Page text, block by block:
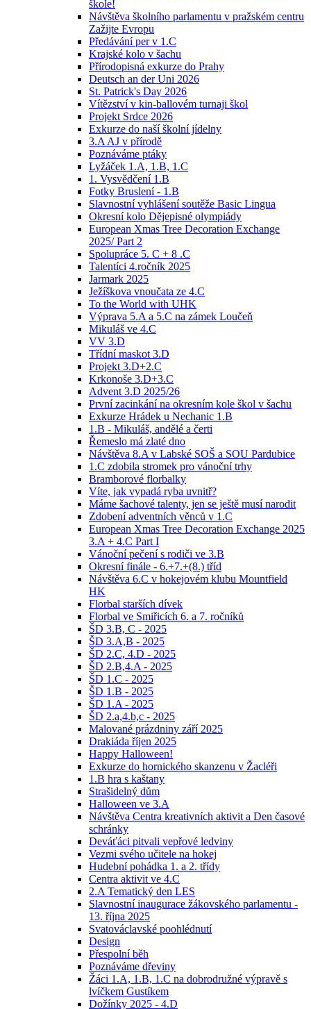
škole!
Návštěva školního parlamentu v pražském centru
Zažijte Evropu
Předávání per v 1.C
Krajské kolo v šachu
Přírodopisná exkurze do Prahy
Deutsch an der Uni 2026
St. Patrick's Day 2026
Vítězství v kin-ballovém turnaji škol
Projekt Srdce 2026
Exkurze do naší školní jídelny
3.A AJ v přírodě
Poznáváme ptáky
Lyžáček 1.A, 1.B, 1.C
1. Vysvědčení 1.B
Fotky Bruslení - 1.B
Slavnostní vyhlášení soutěže Basic Lingua
Okresní kolo Dějepisné olympiády
European Xmas Tree Decoration Exchange
2025/ Part 2
Spolupráce 5. C + 8 .C
Talentíci 4.ročník 2025
Jarmark 2025
Ježíškova vnoučata ze 4.C
To the World with UHK
Výprava 5.A a 5.C na zámek Loučeň
Mikuláš ve 4.C
VV 3.D
Třídní maskot 3.D
Projekt 3.D+2.C
Krkonoše 3.D+3.C
Advent 3.D 2025/26
První zacinkání na okresním kole škol v šachu
Exkurze Hrádek u Nechanic 1.B
1.B - Mikuláš, andělé a čerti
Řemeslo má zlaté dno
Návštěva 8.A v Labské SOŠ a SOU Pardubice
1.C zdobila stromek pro vánoční trhy
Bramborové florbalky
Víte, jak vypadá ryba uvnitř?
Máme šachové talenty, jen se ještě musí narodit
Zdobení adventních věnců v 1.C
European Xmas Tree Decoration Exchange 2025
3.A + 4.C Part I
Vánoční pečení s rodiči ve 3.B
Okresní finále - 6.+7.+(8.) tříd
Návštěva 6.C v hokejovém klubu Mountfield
HK
Florbal starších dívek
Florbal ve Smiřicích 6. a 7. ročníků
ŠD 3.B, C - 2025
ŠD 3.A,B - 2025
ŠD 2.C, 4.D - 2025
ŠD 2.B,4.A - 2025
ŠD 1.C - 2025
ŠD 1.B - 2025
ŠD 1.A - 2025
ŠD 2.a,4.b,c - 2025
Malované prázdniny září 2025
Drakiáda říjen 2025
Happy Halloween!
Exkurze do hornického skanzenu v Žacléři
1.B hra s kaštany
Strašidelný dům
Halloween ve 3.A
Návštěva Centra kreativních aktivit a Den časové
schránky
Deváťáci pitvali vepřové ledviny
Vezmi svého učitele na hokej
Hudební pohádka 1. a 2. třídy
Centra aktivit ve 4.C
2.A Tematický den LES
Slavnostní inaugurace žákovského parlamentu -
13. října 2025
Svatováclavské poohlédnutí
Design
Přespolní běh
Poznáváme dřeviny
Žáci 1.A, 1.B, 1.C na dobrodružné výpravě s
lvíčkem Gustíkem
Dožínky 2025 - 4.D